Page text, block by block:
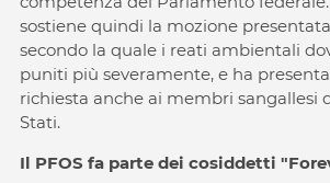
sostiene quindi la mozione
secondo la quale i reati ambientali
puniti più severamente, e ha
richiesta anche ai membri sangallesi
Stati.
Il PFOS fa parte dei cosiddetti